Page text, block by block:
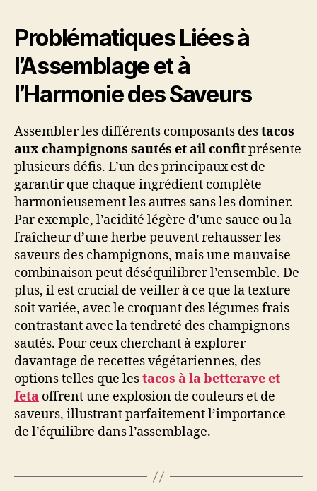
Problématiques Liées à
l’Assemblage et à
l’Harmonie des Saveurs
Assembler les différents composants destacos
aux champignons sautés et ail confitprésente
plusieurs défis. L’un des principaux est de
garantir que chaque ingrédient complète
harmonieusement les autres sans les dominer.
Par exemple, l’acidité légère d’une sauce ou la
fraîcheur d’une herbe peuvent rehausser les
saveurs des champignons, mais une mauvaise
combinaison peut déséquilibrer l’ensemble. De
plus, il est crucial de veiller à ce que la texture
soit variée, avec le croquant des légumes frais
contrastant avec la tendreté des champignons
sautés. Pour ceux cherchant à explorer
davantage de recettes végétariennes, des
options telles que lestacos à la betterave et
feta offrent une explosion de couleurs et de
saveurs, illustrant parfaitement l’importance
de l’équilibre dans l’assemblage.